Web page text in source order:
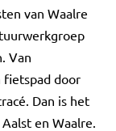
van Waalre
Van
fietspad door
Dan is het
en Waalre.